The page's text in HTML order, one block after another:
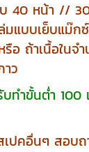
บ 40 หน้า //
มแบบเย็บแม๊
อ ถ้าเนื้อในจำ
าว
ำขั้นต่ำ 100
ปคอื่นๆ สอบ